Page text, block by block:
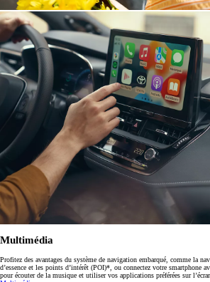
Multimédia
Profitez des avantages du système de navigation embarqué, comme la
d’essence et les points d’intérêt (POI)*, ou connectez votre smartphone
pour écouter de la musique et utiliser vos applications préférées sur